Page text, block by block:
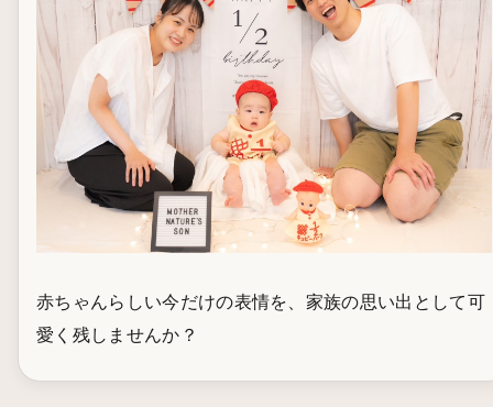
赤ちゃんらしい今だけの表情を、家族の思い出として可
愛く残しませんか？